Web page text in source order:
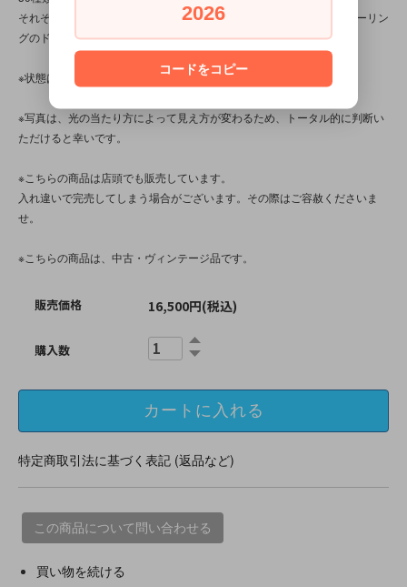
それぞれのスタンダードなデザインを生かした、ポップで可愛いカラーリン
グのドールたちです。
※状態は、13枚の写真と併せてご確認ください。
※写真は、光の当たり方によって見え方が変わるため、トータル的に判断い
ただけると幸いです。
※こちらの商品は店頭でも販売しています。
入れ違いで完売してしまう場合がございます。その際はご容赦くださいま
せ。
※こちらの商品は、中古・ヴィンテージ品です。
販売価格 16,500円(税込)
購入数
特定商取引法に基づく表記 (返品など)
この商品について問い合わせる
買い物を続ける
2026
コードをコピー